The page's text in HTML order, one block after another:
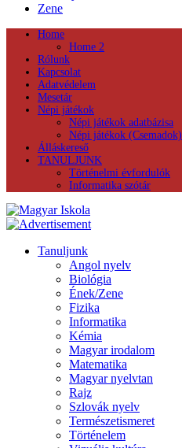
Zene
Home
Home 2
Rólunk
Kapcsolat
Adatvédelem
Mesetár
Népi játékok
Népi játékok adatbázisa
Népi játékok (Csemadok)
Álláskereső
TANULJUNK
Történelmi évfordulók
Informatika szótár
Tanuljunk
Angol nyelv
Biológia
Ének/Zene
Fizika
Informatika
Kémia
Magyar irodalom
Matematika
Magyar nyelvtan
Rajz
Szlovák nyelv
Természetismeret
Történelem